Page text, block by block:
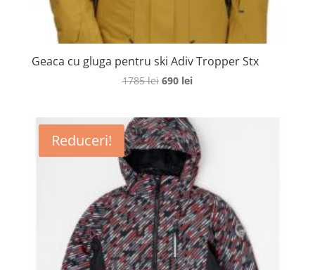
Geaca cu gluga pentru ski Adiv Tropper Stx
1785lei Prețul
fost:
1785 lei.
690 leiPrețul
690 lei.
Reduceri!